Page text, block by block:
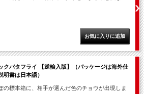
クバタフライ 【逆輸入版】（パッケージは海外仕
明書は日本語）
の標本箱に、相手が選んだ色のチョウが出現しま